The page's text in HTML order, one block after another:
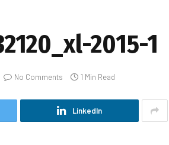
2015-1
No Comments 1 Min Read
LinkedIn